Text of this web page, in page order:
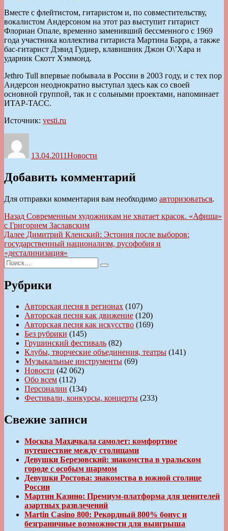
Вместе с флейтистом, гитаристом и, по совместительству,
вокалистом Андерсоном на этот раз выступит гитарист
Флориан Опале, временно заменивший бессменного с 1969
года участника коллектива гитариста Мартина Барра, а также
бас-гитарист Дэвид Гудиер, клавишник Джон О\’Хара и
ударник Скотт Хэммонд.
Jethro Tull впервые побывала в России в 2003 году, и с тех пор
Андерсон неоднократно выступал здесь как со своей
основной группой, так и с сольными проектами, напоминает
ИТАР-ТАСС.
Источник: vesti.ru
13.04.2011Новости
Добавить комментарий
Для отправки комментария вам необходимо авторизоваться.
Навигация
по
записям
Назад Предыдущая
запись:
Современным художникам не хватает красок. «Афиша»
с Григорием Заславским
Далее Следующая
запись:
Димитрий Кленский: Эстония после выборов:
государственный национализм, русофобия и
«десталинизация»
Искать:
Поиск
Рубрики
Авторская песня в регионах (107)
Авторская песня как движение (120)
Авторская песня как искусство (169)
Без рубрики (145)
Грушинский фестиваль (82)
Клубы, творческие объединения, театры (141)
Музыкальные инструменты (69)
Новости (42 062)
Обо всем (112)
Персоналии (134)
Фестивали, конкурсы, концерты (233)
Свежие записи
Москва Махачкала самолет: комфортное
путешествие между столицами
Девушки Березовский: знакомства в уральском
городе с особым шармом
Девушки Ростова: знакомства в южной столице
России
Мартин Казино: Премиум-платформа для ценителей
азартных развлечений
Martin Casino 800: Рекордный 800% бонус и
безграничные возможности для выигрыша